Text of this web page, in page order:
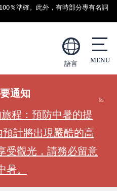
％準確。此外，有時部分專有名詞
語言
通知
程：預防中暑的提
計將出現嚴酷的高
受觀光，請務必留意
。